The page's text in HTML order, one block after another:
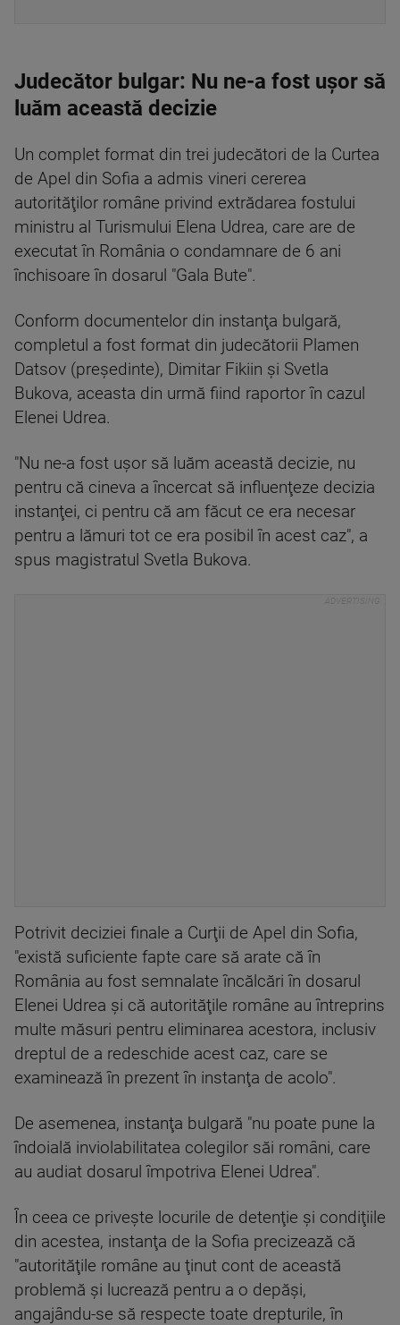
Judecător bulgar: Nu ne-a fost uşor să
luăm această decizie
Un complet format din trei judecători de la Curtea
de Apel din Sofia a admis vineri cererea
autorităţilor române privind extrădarea fostului
ministru al Turismului Elena Udrea, care are de
executat în România o condamnare de 6 ani
închisoare în dosarul "Gala Bute".
Conform documentelor din instanţa bulgară,
completul a fost format din judecătorii Plamen
Datsov (preşedinte), Dimitar Fikiin şi Svetla
Bukova, aceasta din urmă fiind raportor în cazul
Elenei Udrea.
"Nu ne-a fost uşor să luăm această decizie, nu
pentru că cineva a încercat să influenţeze decizia
instanţei, ci pentru că am făcut ce era necesar
pentru a lămuri tot ce era posibil în acest caz", a
spus magistratul Svetla Bukova.
Potrivit deciziei finale a Curţii de Apel din Sofia,
"există suficiente fapte care să arate că în
România au fost semnalate încălcări în dosarul
Elenei Udrea şi că autorităţile române au întreprins
multe măsuri pentru eliminarea acestora, inclusiv
dreptul de a redeschide acest caz, care se
examinează în prezent în instanţa de acolo".
De asemenea, instanţa bulgară "nu poate pune la
îndoială inviolabilitatea colegilor săi români, care
au audiat dosarul împotriva Elenei Udrea".
În ceea ce priveşte locurile de detenţie şi condiţiile
din acestea, instanţa de la Sofia precizează că
"autorităţile române au ţinut cont de această
problemă şi lucrează pentru a o depăşi,
angajându-se să respecte toate drepturile, în